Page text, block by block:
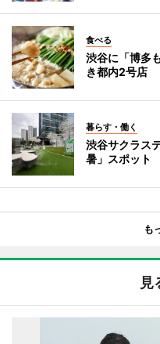
食べる
渋谷に「博多
き都内2号店
暮らす・働く
渋谷サクラス
暑」スポット
も
見